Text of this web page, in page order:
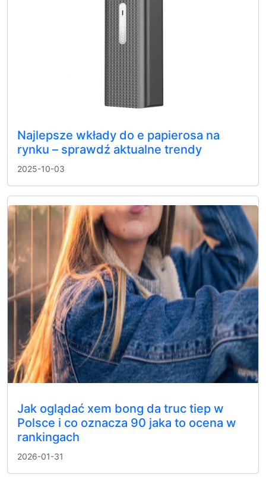
Najlepsze wkłady do e papierosa na
rynku – sprawdź aktualne trendy
2025-10-03
Jak oglądać xem bong da truc tiep w
Polsce i co oznacza 90 jaka to ocena w
rankingach
2026-01-31